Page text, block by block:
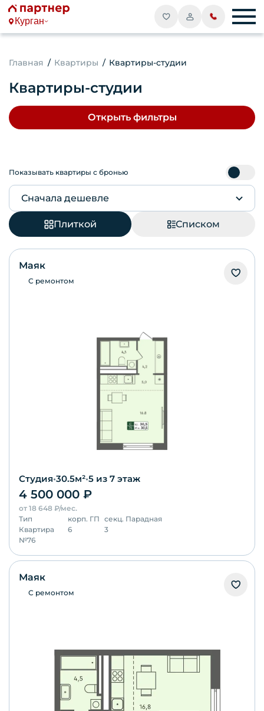
Курган
Главная Квартиры Квартиры-студии
Квартиры-студии
Открыть фильтры
Показывать квартиры с бронью
Сначала дешевле
Плиткой Списком
Маяк
С ремонтом
Студия•30.5м²•5 из 7 этаж
4 500 000 ₽
от 18 648 ₽/мес.
Тип
Квартира
корп. ГП
6
секц. Парадная
3
№76
Маяк
С ремонтом